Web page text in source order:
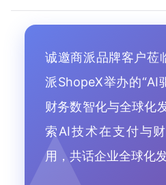
诚邀商派品牌客户莅
派ShopeX举办的“AI
财务数智化与全球化
索AI技术在支付与
用，共话企业全球化